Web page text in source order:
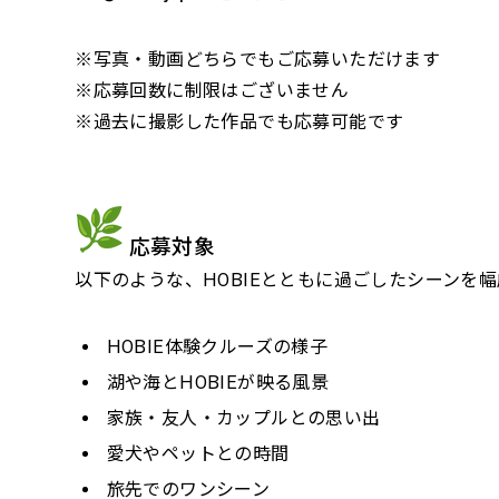
※写真・動画どちらでもご応募いただけます
※応募回数に制限はございません
※過去に撮影した作品でも応募可能です
応募対象
以下のような、HOBIEとともに過ごしたシーンを幅
HOBIE体験クルーズの様子
湖や海とHOBIEが映る風景
家族・友人・カップルとの思い出
愛犬やペットとの時間
旅先でのワンシーン